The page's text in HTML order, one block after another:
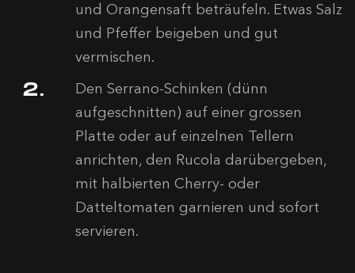
und Orangensaft beträufeln. Etwas Salz
und Pfeffer beigeben und gut
vermischen.
Den Serrano-Schinken (dünn
aufgeschnitten) auf einer grossen
Platte oder auf einzelnen Tellern
anrichten, den Rucola darübergeben,
mit halbierten Cherry- oder
Datteltomaten garnieren und sofort
servieren.